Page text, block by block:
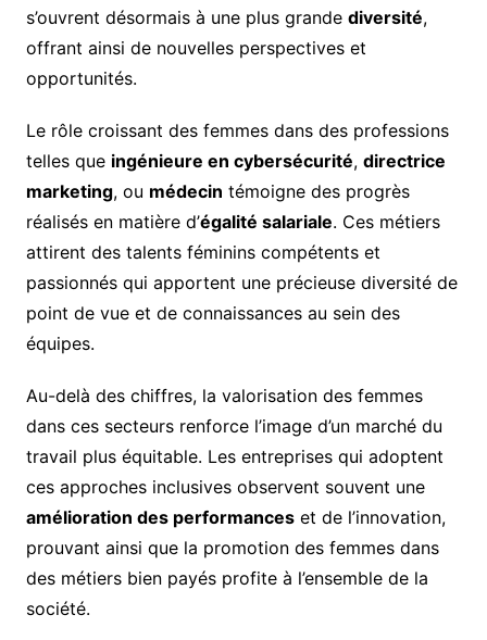
s’ouvrent désormais à une plus grande diversité,
offrant ainsi de nouvelles perspectives et
opportunités.
Le rôle croissant des femmes dans des professions
telles que ingénieure en cybersécurité, directrice
marketing, ou médecin témoigne des progrès
réalisés en matière d’égalité salariale. Ces métiers
attirent des talents féminins compétents et
passionnés qui apportent une précieuse diversité de
point de vue et de connaissances au sein des
équipes.
Au-delà des chiffres, la valorisation des femmes
dans ces secteurs renforce l’image d’un marché du
travail plus équitable. Les entreprises qui adoptent
ces approches inclusives observent souvent une
amélioration des performanceset de l’innovation,
prouvant ainsi que la promotion des femmes dans
des métiers bien payés profite à l’ensemble de la
société.